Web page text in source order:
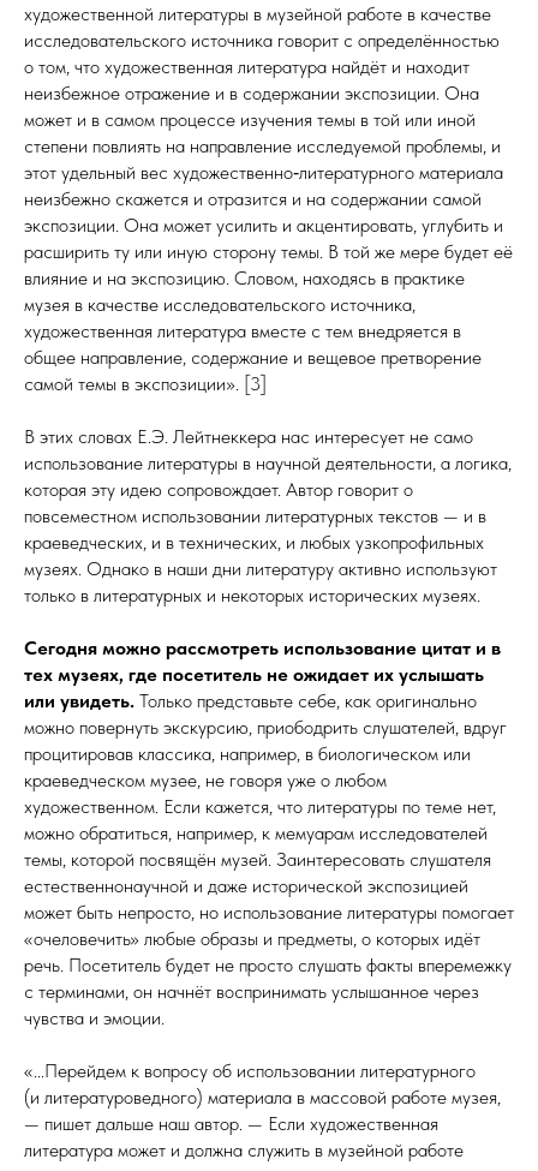
художественной литературы в музейной работе в качестве
исследовательского источника говорит с определённостью
о том, что художественная литература найдёт и находит
неизбежное отражение и в содержании экспозиции. Она
может и в самом процессе изучения темы в той или иной
степени повлиять на направление исследуемой проблемы, и
этот удельный вес художественно‑литературного материала
неизбежно скажется и отразится и на содержании самой
экспозиции. Она может усилить и акцентировать, углубить и
расширить ту или иную сторону темы. В той же мере будет её
влияние и на экспозицию. Словом, находясь в практике
музея в качестве исследовательского источника,
художественная литература вместе с тем внедряется в
общее направление, содержание и вещевое претворение
самой темы в экспозиции». [3]
В этих словах Е.Э. Лейтнеккера нас интересует не само
использование литературы в научной деятельности, а логика,
которая эту идею сопровождает. Автор говорит о
повсеместном использовании литературных текстов — и в
краеведческих, и в технических, и любых узкопрофильных
музеях. Однако в наши дни литературу активно используют
только в литературных и некоторых исторических музеях.
Сегодня можно рассмотреть использование цитат и в
тех музеях, где посетитель не ожидает их услышать
или увидеть. Только представьте себе, как оригинально
можно повернуть экскурсию, приободрить слушателей, вдруг
процитировав классика, например, в биологическом или
краеведческом музее, не говоря уже о любом
художественном. Если кажется, что литературы по теме нет,
можно обратиться, например, к мемуарам исследователей
темы, которой посвящён музей. Заинтересовать слушателя
естественнонаучной и даже исторической экспозицией
может быть непросто, но использование литературы помогает
«очеловечить» любые образы и предметы, о которых идёт
речь. Посетитель будет не просто слушать факты вперемежку
с терминами, он начнёт воспринимать услышанное через
чувства и эмоции.
«...Перейдем к вопросу об использовании литературного
(и литературоведного) материала в массовой работе музея,
— пишет дальше наш автор. — Если художественная
литература может и должна служить в музейной работе